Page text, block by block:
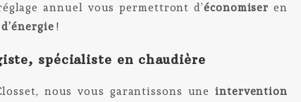
annuel vous permettront d’économiser en
d’énergie !
spécialiste en chaudière
nous vous garantissons uneintervention